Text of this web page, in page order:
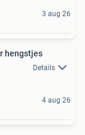
3 aug 26
hengstjes
Details
4 aug 26